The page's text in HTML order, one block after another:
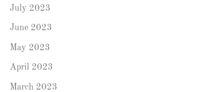
July 2023
June 2023
May 2023
April 2023
March 2023